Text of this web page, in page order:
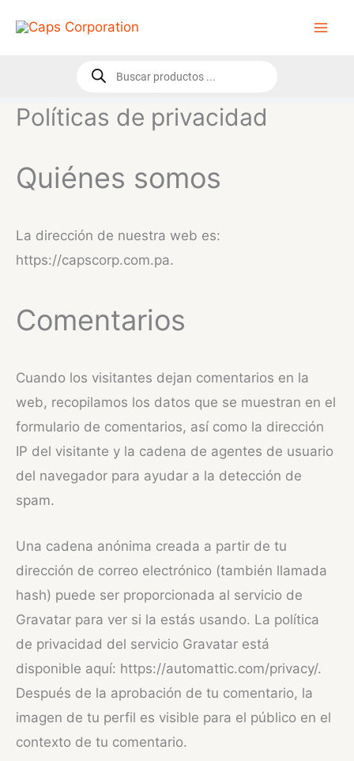
Búsqueda
de
Políticas de privacidad
Quiénes somos
La dirección de nuestra web es:
https://capscorp.com.pa.
Comentarios
Cuando los visitantes dejan comentarios en la
web, recopilamos los datos que se muestran en el
formulario de comentarios, así como la dirección
IP del visitante y la cadena de agentes de usuario
del navegador para ayudar a la detección de
spam.
Una cadena anónima creada a partir de tu
dirección de correo electrónico (también llamada
hash) puede ser proporcionada al servicio de
Gravatar para ver si la estás usando. La política
de privacidad del servicio Gravatar está
disponible aquí: https://automattic.com/privacy/.
Después de la aprobación de tu comentario, la
imagen de tu perfil es visible para el público en el
contexto de tu comentario.